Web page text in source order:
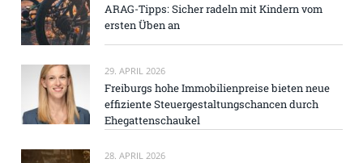
ARAG-Tipps: Sicher radeln mit Kindern vom
ersten Üben an
29. APRIL 2026
Freiburgs hohe Immobilienpreise bieten neue
effiziente Steuergestaltungschancen durch
Ehegattenschaukel
28. APRIL 2026